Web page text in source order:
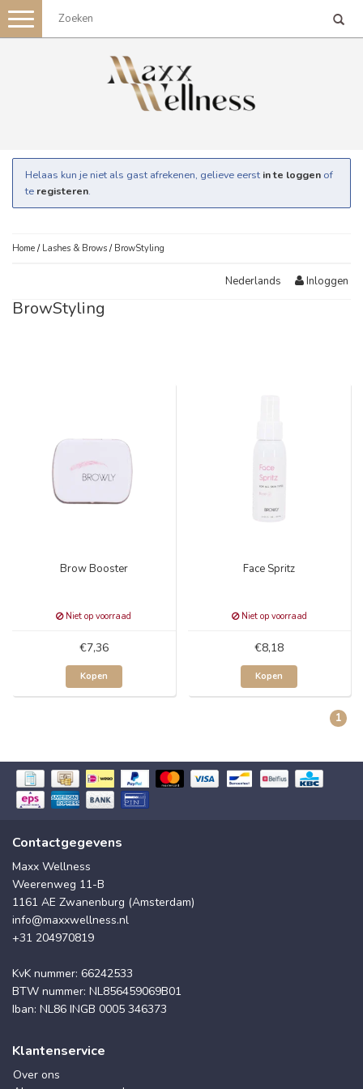
Toggle
navigation
Helaas kun je niet als gast afrekenen, gelieve eerst in te loggen of
te registeren.
Home / Lashes & Brows / BrowStyling
Nederlands Inloggen
BrowStyling
Brow Booster
Niet op voorraad
€7,36
Kopen
Face Spritz
Niet op voorraad
€8,18
Kopen
1
Contactgegevens
Maxx Wellness
Weerenweg 11-B
1161 AE Zwanenburg (Amsterdam)
info@maxxwellness.nl
+31 204970819
KvK nummer: 66242533
BTW nummer: NL856459069B01
Iban: NL86 INGB 0005 346373
Klantenservice
Over ons